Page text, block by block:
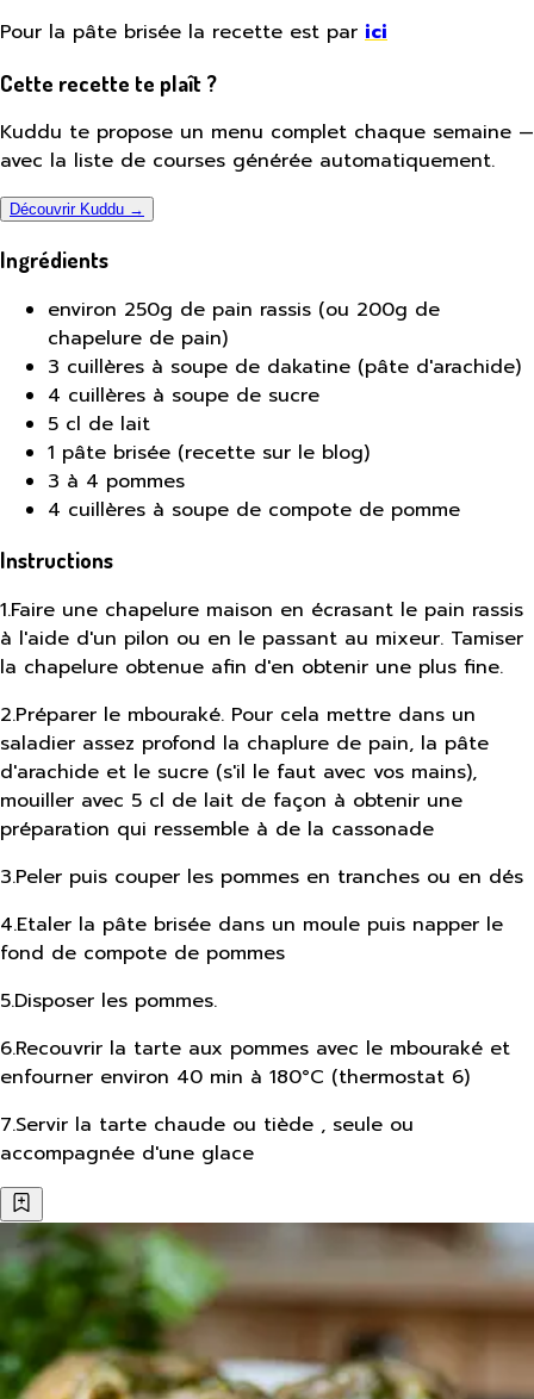
Pour la pâte brisée la recette est par ici
Cette recette te plaît ?
Kuddu te propose un menu complet chaque semaine —
avec la liste de courses générée automatiquement.
Découvrir Kuddu →
Ingrédients
environ 250g de pain rassis (ou 200g de
chapelure de pain)
3 cuillères à soupe de dakatine (pâte d'arachide)
4 cuillères à soupe de sucre
5 cl de lait
1 pâte brisée (recette sur le blog)
3 à 4 pommes
4 cuillères à soupe de compote de pomme
Instructions
1.Faire une chapelure maison en écrasant le pain rassis
à l'aide d'un pilon ou en le passant au mixeur. Tamiser
la chapelure obtenue afin d'en obtenir une plus fine.
2.Préparer le mbouraké. Pour cela mettre dans un
saladier assez profond la chaplure de pain, la pâte
d'arachide et le sucre (s'il le faut avec vos mains),
mouiller avec 5 cl de lait de façon à obtenir une
préparation qui ressemble à de la cassonade
3.Peler puis couper les pommes en tranches ou en dés
4.Etaler la pâte brisée dans un moule puis napper le
fond de compote de pommes
5.Disposer les pommes.
6.Recouvrir la tarte aux pommes avec le mbouraké et
enfourner environ 40 min à 180°C (thermostat 6)
7.Servir la tarte chaude ou tiède , seule ou
accompagnée d'une glace